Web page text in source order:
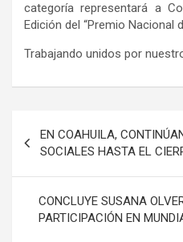
categoría representará a
Edición del “Premio Nacional
Trabajando unidos por
de
entradas
EN COAHUILA,
SOCIALES HASTA EL
CONCLUYE SUSANA
PARTICIPACIÓN EN